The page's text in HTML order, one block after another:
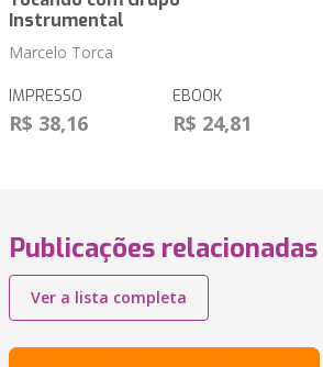
Instrumental
Marcelo Torca
IMPRESSO
R$ 38,16
EBOOK
R$ 24,81
Publicações relacionadas
Ver a lista completa